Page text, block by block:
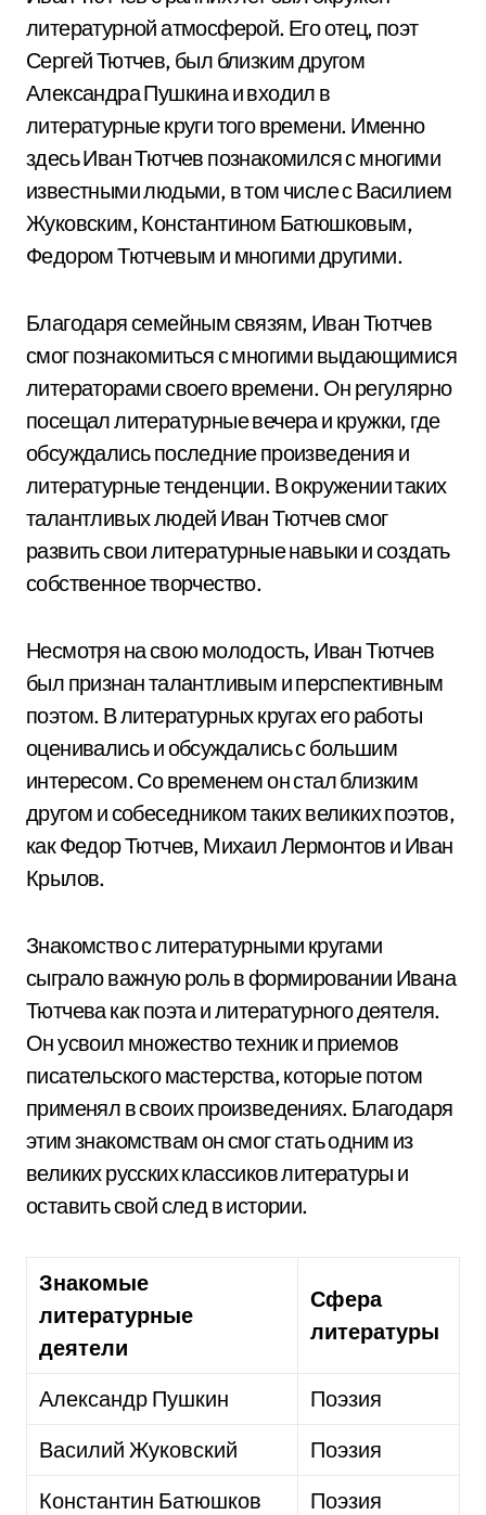
литературной атмосферой. Его отец, поэт
Сергей Тютчев, был близким другом
Александра Пушкина и входил в
литературные круги того времени. Именно
здесь Иван Тютчев познакомился с многими
известными людьми, в том числе с Василием
Жуковским, Константином Батюшковым,
Федором Тютчевым и многими другими.
Благодаря семейным связям, Иван Тютчев
смог познакомиться с многими выдающимися
литераторами своего времени. Он регулярно
посещал литературные вечера и кружки, где
обсуждались последние произведения и
литературные тенденции. В окружении таких
талантливых людей Иван Тютчев смог
развить свои литературные навыки и создать
собственное творчество.
Несмотря на свою молодость, Иван Тютчев
был признан талантливым и перспективным
поэтом. В литературных кругах его работы
оценивались и обсуждались с большим
интересом. Со временем он стал близким
другом и собеседником таких великих поэтов,
как Федор Тютчев, Михаил Лермонтов и Иван
Крылов.
Знакомство с литературными кругами
сыграло важную роль в формировании Ивана
Тютчева как поэта и литературного деятеля.
Он усвоил множество техник и приемов
писательского мастерства, которые потом
применял в своих произведениях. Благодаря
этим знакомствам он смог стать одним из
великих русских классиков литературы и
оставить свой след в истории.
Знакомые
литературные
деятели
Сфера
литературы
Александр Пушкин
Поэзия
Василий Жуковский
Поэзия
Константин Батюшков
Поэзия